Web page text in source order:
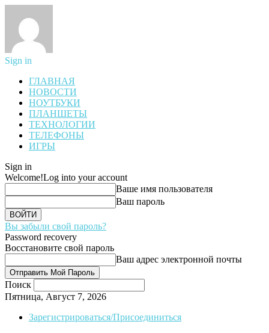
Sign in
ГЛАВНАЯ
НОВОСТИ
НОУТБУКИ
ПЛАНШЕТЫ
ТЕХНОЛОГИИ
ТЕЛЕФОНЫ
ИГРЫ
Sign in
Welcome!Log into your account
Ваше имя пользователя
Ваш пароль
Вы забыли свой пароль?
Password recovery
Восстановите свой пароль
Ваш адрес электронной почты
Поиск
Пятница, Август 7, 2026
Зарегистрироваться/Присоединиться